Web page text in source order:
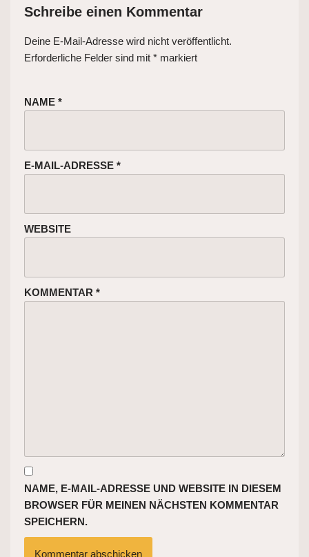
Schreibe einen Kommentar
Deine E-Mail-Adresse wird nicht veröffentlicht.
Erforderliche Felder sind mit * markiert
NAME *
E-MAIL-ADRESSE *
WEBSITE
KOMMENTAR *
NAME, E-MAIL-ADRESSE UND WEBSITE IN DIESEM
BROWSER FÜR MEINEN NÄCHSTEN KOMMENTAR
SPEICHERN.